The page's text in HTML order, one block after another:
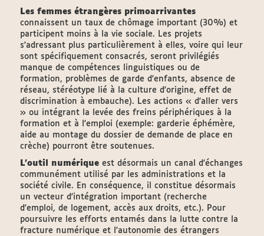
Les femmes étrangères primoarrivantes
connaissent un taux de chômage important (30%) et
participent moins à la vie sociale. Les projets
s'adressant plus particulièrement à elles, voire qui leur
sont spécifiquement consacrés, seront privilégiés
manque de compétences linguistiques ou de
formation, problèmes de garde d'enfants, absence de
réseau, stéréotype lié à la culture d'origine, effet de
discrimination à embauche). Les actions « d'aller vers
» ou intégrant la levée des freins périphériques à la
formation et à l'emploi (exemple: garderie éphémère,
aide au montage du dossier de demande de place en
crèche) pourront être soutenues.
L'outil numérique est désormais un canal d'échanges
communément utilisé par les administrations et la
société civile. En conséquence, il constitue désormais
un vecteur d'intégration important (recherche
d'emploi, de logement, accès aux droits, etc.). Pour
poursuivre les efforts entamés dans la lutte contre la
fracture numérique et l'autonomie des étrangers